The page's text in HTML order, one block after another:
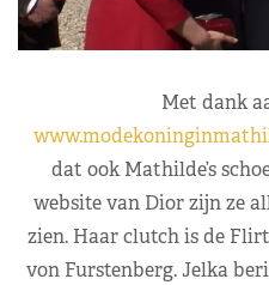
Met dank
dat ook Mathilde’s
website van Dior zijn ze
zien. Haar clutch is de
von Furstenberg. Jelka